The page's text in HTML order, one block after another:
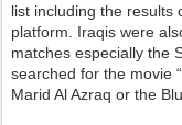
list including the results
platform. Iraqis were
matches especially the
searched for the movie
Marid Al Azraq or the